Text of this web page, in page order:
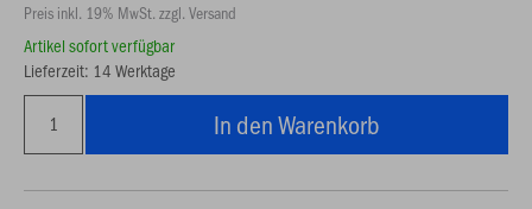
Preis inkl. 19% MwSt. zzgl. Versand
Artikel sofort verfügbar
Lieferzeit: 14 Werktage
In den Warenkorb